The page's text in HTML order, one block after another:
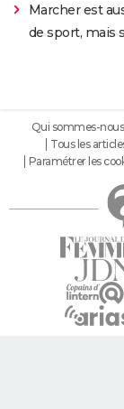
Marcher est
de sport, mais
Qui sommes-
Tous les
Paramétrer les